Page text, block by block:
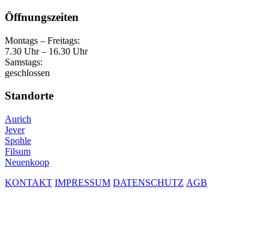
Öffnungszeiten
Montags – Freitags:
7.30 Uhr – 16.30 Uhr
Samstags:
geschlossen
Standorte
Aurich
Jever
Spohle
Filsum
Neuenkoop
KONTAKT IMPRESSUM DATENSCHUTZ AGB